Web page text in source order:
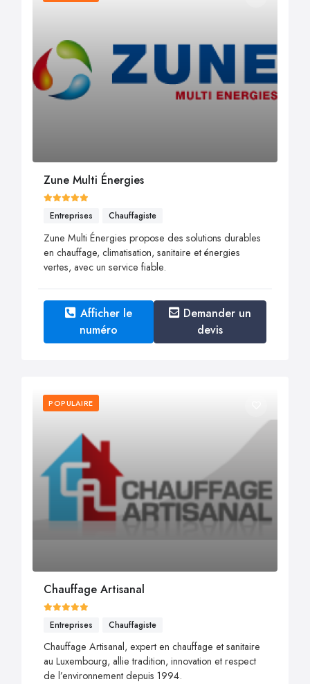
Zune Multi Énergies
Entreprises Chauffagiste
Zune Multi Énergies propose des solutions durables
en chauffage, climatisation, sanitaire et énergies
vertes, avec un service fiable.
Afficher le
numéro
Demander un
devis
POPULAIRE
Chauffage Artisanal
Entreprises Chauffagiste
Chauffage Artisanal, expert en chauffage et sanitaire
au Luxembourg, allie tradition, innovation et respect
de l’environnement depuis 1994.